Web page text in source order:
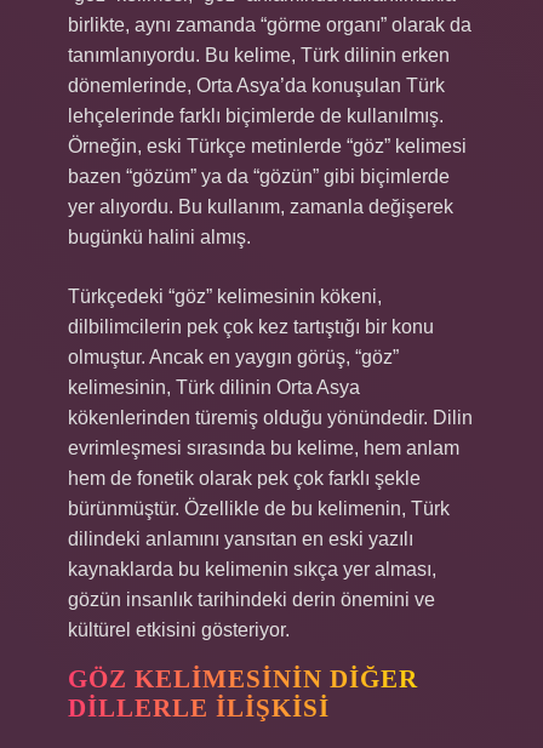
birlikte, aynı zamanda “görme organı” olarak da
tanımlanıyordu. Bu kelime, Türk dilinin erken
dönemlerinde, Orta Asya’da konuşulan Türk
lehçelerinde farklı biçimlerde de kullanılmış.
Örneğin, eski Türkçe metinlerde “göz” kelimesi
bazen “gözüm” ya da “gözün” gibi biçimlerde
yer alıyordu. Bu kullanım, zamanla değişerek
bugünkü halini almış.
Türkçedeki “göz” kelimesinin kökeni,
dilbilimcilerin pek çok kez tartıştığı bir konu
olmuştur. Ancak en yaygın görüş, “göz”
kelimesinin, Türk dilinin Orta Asya
kökenlerinden türemiş olduğu yönündedir. Dilin
evrimleşmesi sırasında bu kelime, hem anlam
hem de fonetik olarak pek çok farklı şekle
bürünmüştür. Özellikle de bu kelimenin, Türk
dilindeki anlamını yansıtan en eski yazılı
kaynaklarda bu kelimenin sıkça yer alması,
gözün insanlık tarihindeki derin önemini ve
kültürel etkisini gösteriyor.
GÖZ KELIMESININ DIĞER
DILLERLE İLIŞKISI